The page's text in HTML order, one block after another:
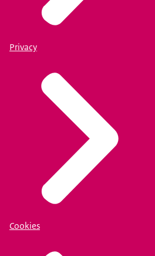
Privacy
Cookies